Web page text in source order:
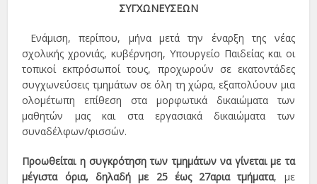
ΣΥΓΧΩΝΕΥΣΕΩΝ
Ενάμιση, περίπου, μήνα μετά την έναρξη της νέας
σχολικής χρονιάς, κυβέρνηση, Υπουργείο Παιδείας και οι
τοπικοί εκπρόσωποί τους, προχωρούν σε εκατοντάδες
συγχωνεύσεις τμημάτων σε όλη τη χώρα, εξαπολύουν μια
ολομέτωπη επίθεση στα μορφωτικά δικαιώματα των
μαθητών μας και στα εργασιακά δικαιώματα των
συναδέλφων/φισσών.
Προωθείται η συγκρότηση των τμημάτων να γίνεται με τα
μέγιστα όρια, δηλαδή με 25 έως 27αρια τμήματα, με